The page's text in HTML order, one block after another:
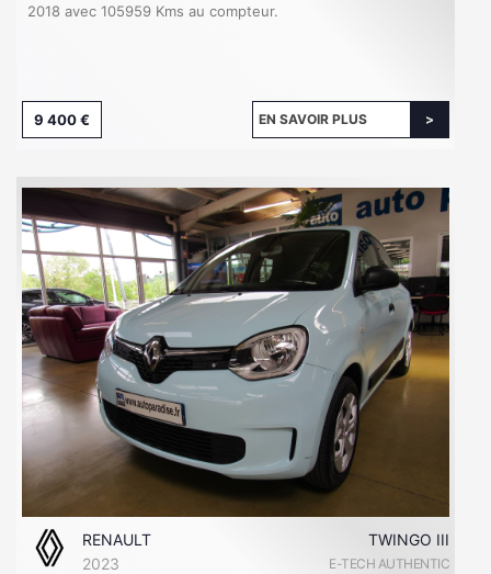
2018 avec 105959 Kms au compteur.
9 400 € EN SAVOIR PLUS
RENAULT
TWINGO III
2023
E-TECH AUTHENTIC